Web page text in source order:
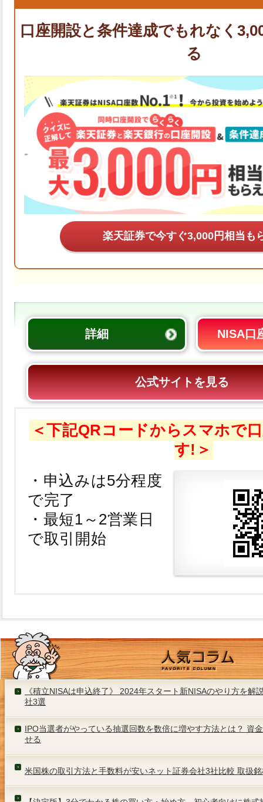
楽天証券で今すぐ も
詳細 NISA口
公式サイトを見る
＜下記QRコードからスマホで
す!＞
・申込みは5分程度
で完了
・最短1～2営業日
で取引開始
《積立NISAは申込終了》 2024年スタート新NISAのやり方を解
社3選
IPO当選者がやっている抽選回数を数倍に増やす方法とは？ 資
せる
米国株の取引方法と手数料が安いネット証券会社3社比較 取扱